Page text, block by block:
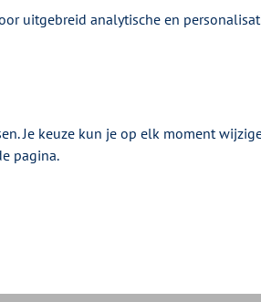
overheid heeft gesteld in
Achmea Cao.
Nee
uitgebreid analytische en
Je keuze kun je op elk moment
pagina.